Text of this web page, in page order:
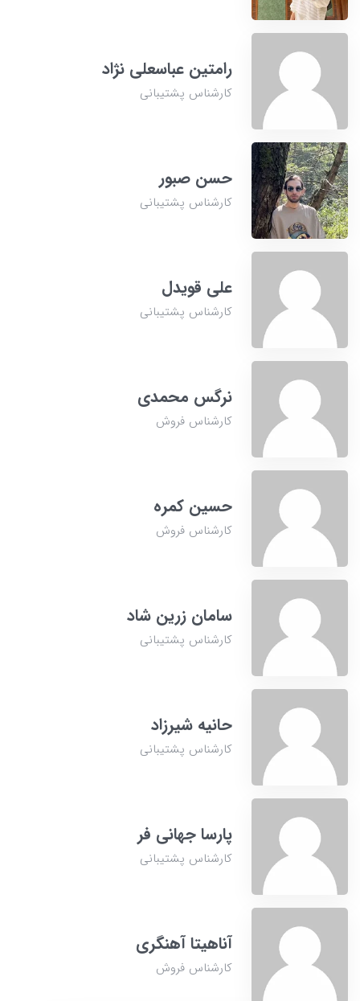
رامتین عباسعلی نژاد
کارشناس پشتیبانی
حسن صبور
کارشناس پشتیبانی
علی قویدل
کارشناس پشتیبانی
نرگس محمدی
کارشناس فروش
حسین کمره
کارشناس فروش
سامان زرین شاد
کارشناس پشتیبانی
حانیه شیرزاد
کارشناس پشتیبانی
پارسا جهانی فر
کارشناس پشتیبانی
آناهیتا آهنگری
کارشناس فروش